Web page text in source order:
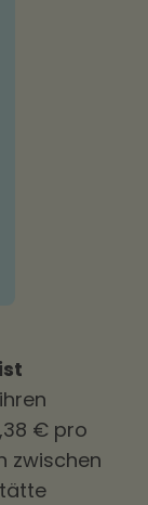
€ pro
zwischen